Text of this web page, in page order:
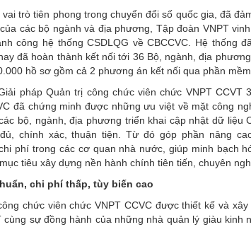
trò tiên phong trong chuyển đổi số quốc gia, đã
các bộ ngành và địa phương, Tập đoàn VNPT
công hệ thống CSDLQG về CBCCVC. Hệ thống
đã hoàn thành kết nối tới 36 Bộ, ngành, địa
hồ sơ gồm cả 2 phương án kết nối qua phần
pháp Quản trị công chức viên chức VNPT CCVT
đã chứng minh được những ưu việt về mặt công
bộ, ngành, địa phương triển khai cập nhật dữ liệu
chính xác, thuận tiện. Từ đó góp phần nâng
phí trong các cơ quan nhà nước, giúp minh bạch
tiêu xây dựng nền hành chính tiên tiến, chuyên
chi phí thấp, tùy biến cao
chức viên chức VNPT CCVC được thiết kế và
cùng sự đồng hành của những nhà quản lý giàu kinh